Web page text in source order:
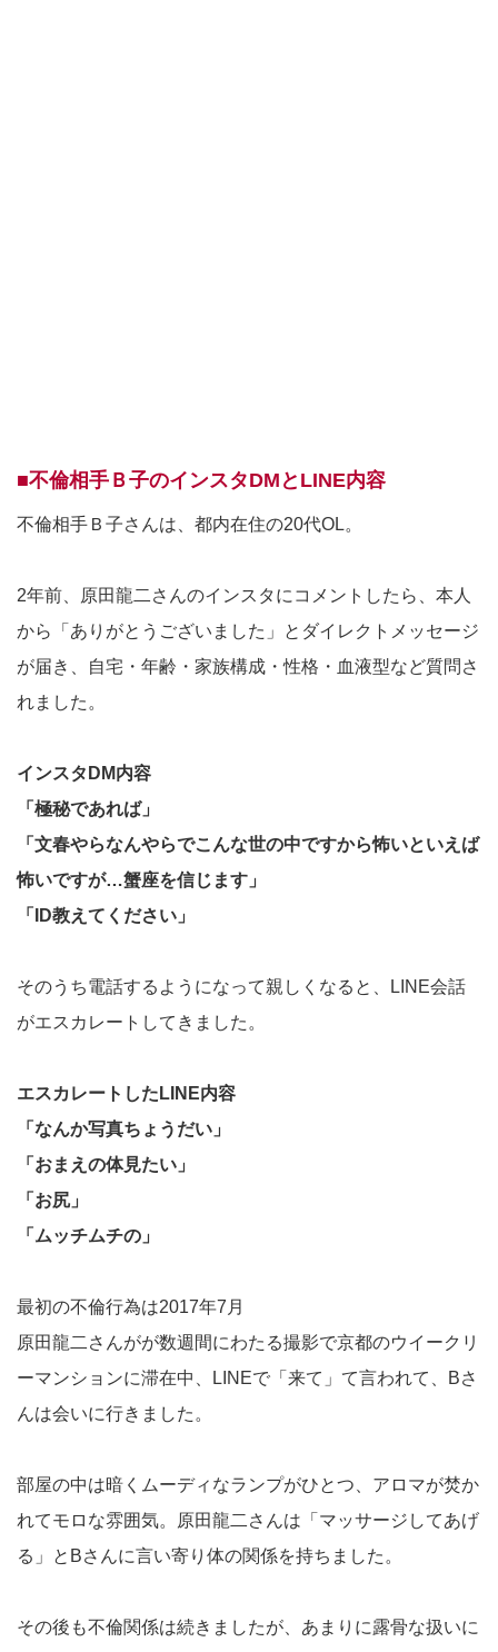
■不倫相手Ｂ子のインスタDMとLINE内容
不倫相手Ｂ子さんは、都内在住の20代OL。
2年前、原田龍二さんのインスタにコメントしたら、本人
から「ありがとうございました」とダイレクトメッセージ
が届き、自宅・年齢・家族構成・性格・血液型など質問さ
れました。
インスタDM内容
「極秘であれば」
「文春やらなんやらでこんな世の中ですから怖いといえば
怖いですが…蟹座を信じます」
「ID教えてください」
そのうち電話するようになって親しくなると、LINE会話
がエスカレートしてきました。
エスカレートしたLINE内容
「なんか写真ちょうだい」
「おまえの体見たい」
「お尻」
「ムッチムチの」
最初の不倫行為は2017年7月
原田龍二さんがが数週間にわたる撮影で京都のウイークリ
ーマンションに滞在中、LINEで「来て」て言われて、Bさ
んは会いに行きました。
部屋の中は暗くムーディなランプがひとつ、アロマが焚か
れてモロな雰囲気。原田龍二さんは「マッサージしてあげ
る」とBさんに言い寄り体の関係を持ちました。
その後も不倫関係は続きましたが、あまりに露骨な扱いに